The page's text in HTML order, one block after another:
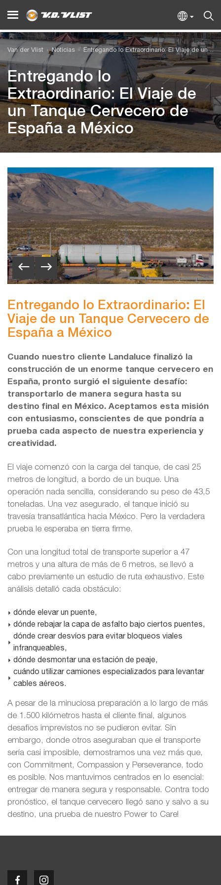
Van der Vlist Noticias Entregando lo Extraordinario: El Viaje de un Tanque Cervecero de España a México
Entregando lo
Extraordinario: El Viaje de
un Tanque Cervecero de
España a México
Entregando lo Extraordinario: El
Viaje de un Tanque Cervecero de
España a México
Cuando nuestro cliente Landaluce finalizó la
construcción de un enorme tanque cervecero en
España, pronto surgió el siguiente desafío:
transportarlo de manera segura hasta su
destino final en México. Aceptamos esta misión
con entusiasmo, conscientes de que pondría a
prueba cada aspecto de nuestra experiencia y
creatividad.
El viaje comenzó con la carga del tanque, de casi 25
metros de longitud, a bordo de un buque. Una
operación nada sencilla, considerando su peso de 43,5
toneladas. Una vez asegurado, el tanque inició su
travesía transatlántica hacia México. Pero la verdadera
prueba le esperaba en tierra firme.
Con una longitud total de transporte superior a 47
metros y una altura de más de 6 metros, se llevó a
cabo previamente un estudio de ruta exhaustivo. Este
análisis detalló cada obstáculo:
dónde elevar un puente,
dónde rebajar la capa de asfalto bajo ciertos puentes,
dónde crear desvíos para evitar bloqueos viales
infranqueables,
dónde desmontar una estación de peaje,
cuándo utilizar camiones especializados para levantar
cables aéreos.
A pesar de la minuciosa preparación a lo largo de más
de 1.500 kilómetros hasta el cliente final, algunos
desafíos imprevistos no se pudieron evitar. Sin
embargo, donde otros aseguraban que el transporte
sería casi imposible, demostramos una vez más que,
con Commitment, Compassion y Perseverance, todo
es posible. Nos mantuvimos centrados en lo esencial:
entregar de manera segura y responsable. Contra todo
pronóstico, el tanque cervecero llegó sano y salvo a su
destino, una prueba de nuestro Power to Care!